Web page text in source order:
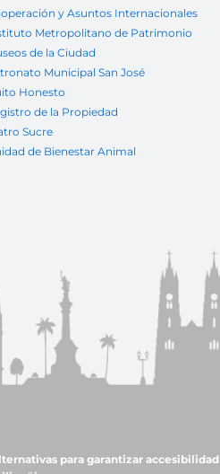
y Asuntos Internacionales
Metropolitano de Patrimonio
de la Ciudad
Municipal San José
Honesto
de la Propiedad
Sucre
de Bienestar Animal
para garantizar accesibilidad